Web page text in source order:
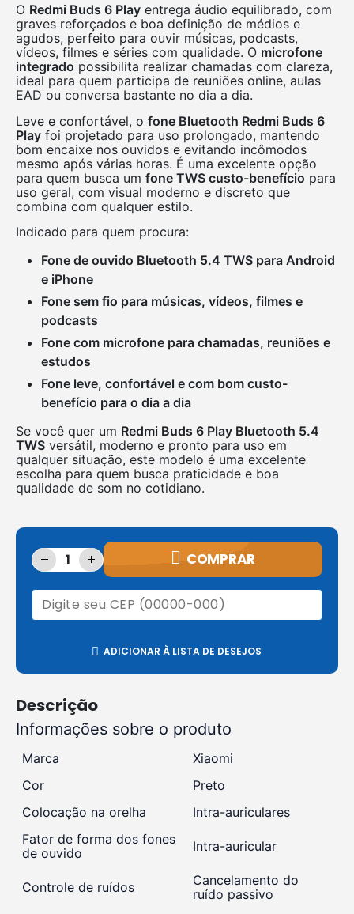
O Redmi Buds 6 Play entrega áudio equilibrado, com
graves reforçados e boa definição de médios e
agudos, perfeito para ouvir músicas, podcasts,
vídeos, filmes e séries com qualidade. O microfone
integrado possibilita realizar chamadas com clareza,
ideal para quem participa de reuniões online, aulas
EAD ou conversa bastante no dia a dia.
Leve e confortável, o fone Bluetooth Redmi Buds 6
Play foi projetado para uso prolongado, mantendo
bom encaixe nos ouvidos e evitando incômodos
mesmo após várias horas. É uma excelente opção
para quem busca um fone TWS custo-benefício para
uso geral, com visual moderno e discreto que
combina com qualquer estilo.
Indicado para quem procura:
Fone de ouvido Bluetooth 5.4 TWS para Android
e iPhone
Fone sem fio para músicas, vídeos, filmes e
podcasts
Fone com microfone para chamadas, reuniões e
estudos
Fone leve, confortável e com bom custo-
benefício para o dia a dia
Se você quer um Redmi Buds 6 Play Bluetooth 5.4
TWS versátil, moderno e pronto para uso em
qualquer situação, este modelo é uma excelente
escolha para quem busca praticidade e boa
qualidade de som no cotidiano.
COMPRAR
ADICIONAR À LISTA DE DESEJOS
Descrição
Informações sobre o produto
Marca
Xiaomi
Cor
Preto
Colocação na orelha
Intra-auriculares
Fator de forma dos fones
de ouvido
Intra-auricular
Controle de ruídos
Cancelamento do
ruído passivo